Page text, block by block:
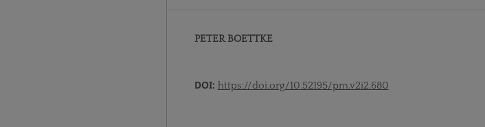
PETER BOETTKE
DOI: https://doi.org/10.52195/pm.v2i2.680